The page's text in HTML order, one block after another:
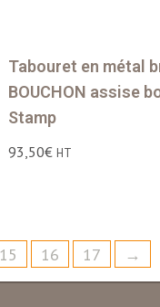
Tabouret en métal
BOUCHON assise
Stamp
93,50€ HT
15 16 17 →